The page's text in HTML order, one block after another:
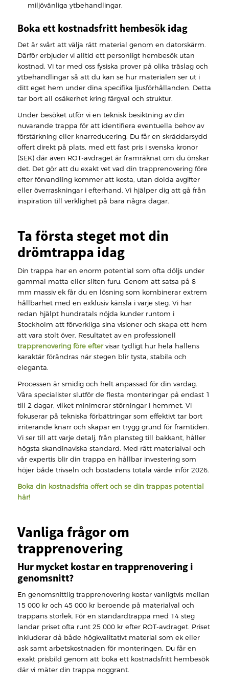
miljövänliga ytbehandlingar.
Boka ett kostnadsfritt hembesök idag
Det är svårt att välja rätt material genom en datorskärm.
Därför erbjuder vi alltid ett personligt hembesök utan
kostnad. Vi tar med oss fysiska prover på olika träslag och
ytbehandlingar så att du kan se hur materialen ser ut i
ditt eget hem under dina specifika ljusförhållanden. Detta
tar bort all osäkerhet kring färgval och struktur.
Under besöket utför vi en teknisk besiktning av din
nuvarande trappa för att identifiera eventuella behov av
förstärkning eller knarreducering. Du får en skräddarsydd
offert direkt på plats, med ett fast pris i svenska kronor
(SEK) där även ROT-avdraget är framräknat om du önskar
det. Det gör att du exakt vet vad din trapprenovering före
efter förvandling kommer att kosta, utan dolda avgifter
eller överraskningar i efterhand. Vi hjälper dig att gå från
inspiration till verklighet på bara några dagar.
Ta första steget mot din
drömtrappa idag
Din trappa har en enorm potential som ofta döljs under
gammal matta eller sliten furu. Genom att satsa på 8
mm massiv ek får du en lösning som kombinerar extrem
hållbarhet med en exklusiv känsla i varje steg. Vi har
redan hjälpt hundratals nöjda kunder runtom i
Stockholm att förverkliga sina visioner och skapa ett hem
att vara stolt över. Resultatet av en professionell
trapprenovering före eftervisar tydligt hur hela hallens
karaktär förändras när stegen blir tysta, stabila och
eleganta.
Processen är smidig och helt anpassad för din vardag.
Våra specialister slutför de flesta monteringar på endast 1
till 2 dagar, vilket minimerar störningar i hemmet. Vi
fokuserar på tekniska förbättringar som effektivt tar bort
irriterande knarr och skapar en trygg grund för framtiden.
Vi ser till att varje detalj, från plansteg till bakkant, håller
högsta skandinaviska standard. Med rätt materialval och
vår expertis blir din trappa en hållbar investering som
höjer både trivseln och bostadens totala värde inför 2026.
Boka din kostnadsfria offert och se din trappas potential
här!
Vanliga frågor om
trapprenovering
Hur mycket kostar en trapprenovering i
genomsnitt?
En genomsnittlig trapprenovering kostar vanligtvis mellan
15 000 kr och 45 000 kr beroende på materialval och
trappans storlek. För en standardtrappa med 14 steg
landar priset ofta runt 25 000 kr efter ROT-avdraget. Priset
inkluderar då både högkvalitativt material som ek eller
ask samt arbetskostnaden för monteringen. Du får en
exakt prisbild genom att boka ett kostnadsfritt hembesök
där vi mäter din trappa noggrant.